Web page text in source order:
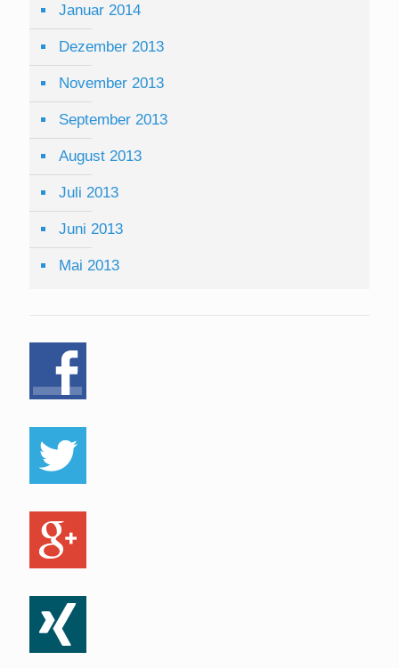
Januar 2014
Dezember 2013
November 2013
September 2013
August 2013
Juli 2013
Juni 2013
Mai 2013